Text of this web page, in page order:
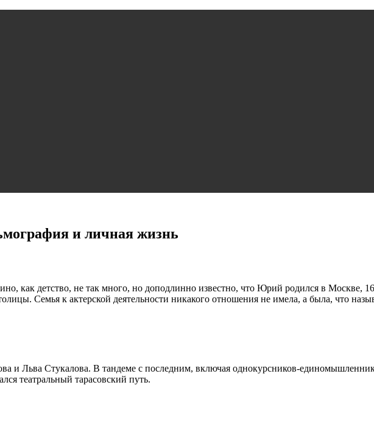
и личная жизнь
как детство, не так много, но доподлинно известно, что Юрий родился в Москве,
Семья к актерской деятельности никакого отношения не имела, а была, что
и Льва Стукалова. В тандеме с последним, включая однокурсников-
театральный тарасовский путь.